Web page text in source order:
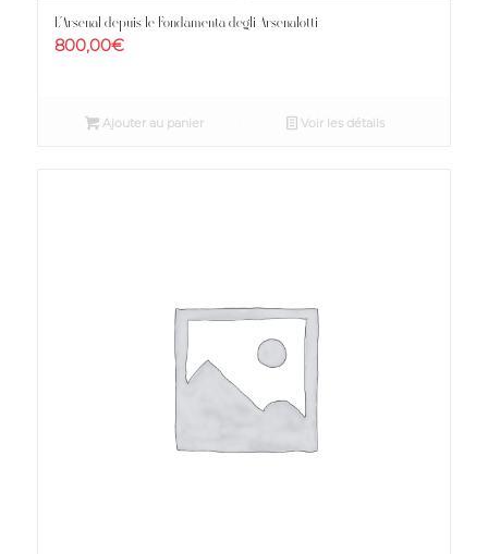
L’Arsenal depuis le Fondamenta degli Arsenalotti
800,00€
Ajouter au panier Voir les détails